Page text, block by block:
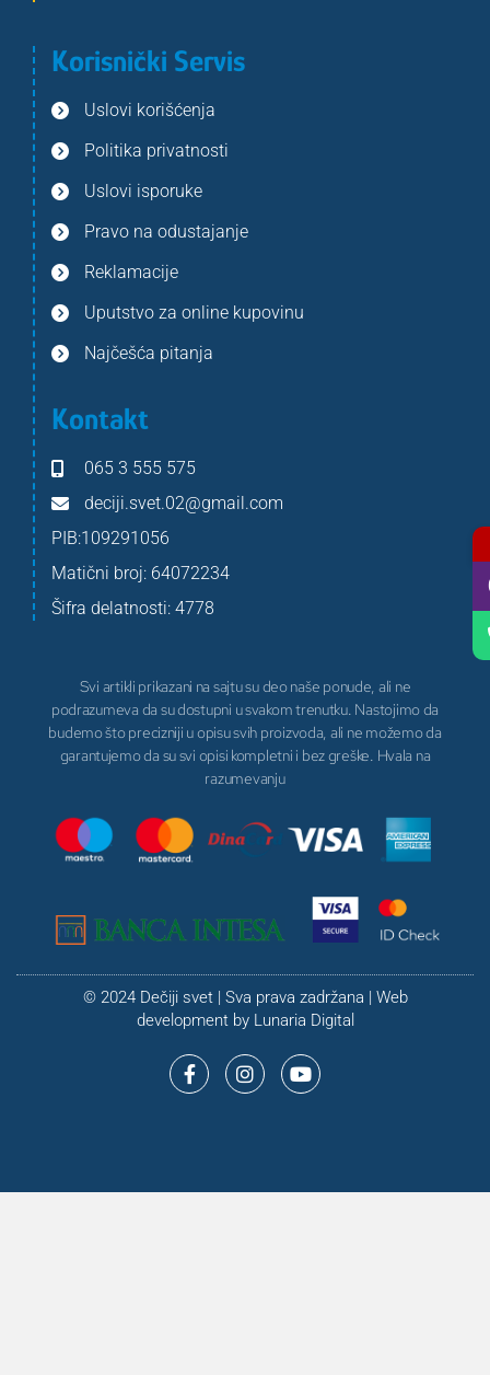
Korisnički Servis
Uslovi korišćenja
Politika privatnosti
Uslovi isporuke
Pravo na odustajanje
Reklamacije
Uputstvo za online kupovinu
Najčešća pitanja
Kontakt
065 3 555 575
deciji.svet.02@gmail.com
PIB:109291056
Matični broj: 64072234
Šifra delatnosti: 4778
Svi artikli prikazani na sajtu su deo naše ponude, ali ne
podrazumeva da su dostupni u svakom trenutku. Nastojimo da
budemo što precizniji u opisu svih proizvoda, ali ne možemo da
garantujemo da su svi opisi kompletni i bez greške. Hvala na
razumevanju
© 2024 Dečiji svet | Sva prava zadržana | Web
development by Lunaria Digital